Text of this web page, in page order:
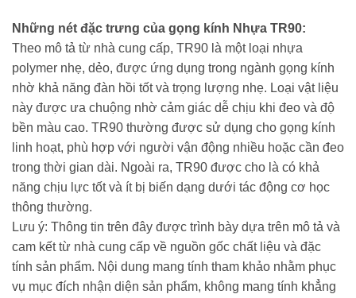
Những nét đặc trưng của gọng kính Nhựa TR90:
Theo mô tả từ nhà cung cấp, TR90 là một loại nhựa
polymer nhẹ, dẻo, được ứng dụng trong ngành gọng kính
nhờ khả năng đàn hồi tốt và trọng lượng nhẹ. Loại vật liệu
này được ưa chuộng nhờ cảm giác dễ chịu khi đeo và độ
bền màu cao. TR90 thường được sử dụng cho gọng kính
linh hoạt, phù hợp với người vận động nhiều hoặc cần đeo
trong thời gian dài. Ngoài ra, TR90 được cho là có khả
năng chịu lực tốt và ít bị biến dạng dưới tác động cơ học
thông thường.
Lưu ý: Thông tin trên đây được trình bày dựa trên mô tả và
cam kết từ nhà cung cấp về nguồn gốc chất liệu và đặc
tính sản phẩm. Nội dung mang tính tham khảo nhằm phục
vụ mục đích nhận diện sản phẩm, không mang tính khẳng